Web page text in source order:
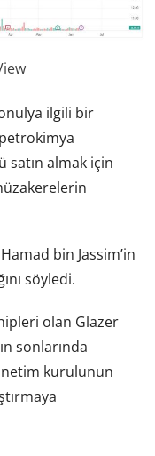
ilgili bir
satın almak için
bin Jassim’in
söyledi.
olan Glazer
sonlarında
kurulunun